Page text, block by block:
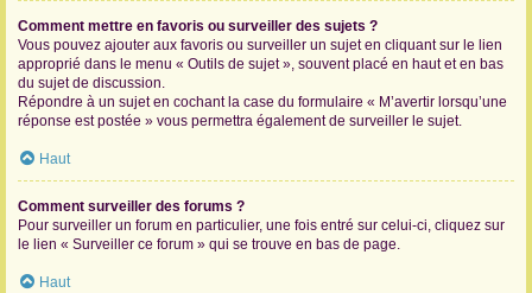
Comment mettre en favoris ou surveiller des sujets ?
Vous pouvez ajouter aux favoris ou surveiller un sujet en cliquant sur le lien
approprié dans le menu « Outils de sujet », souvent placé en haut et en bas
du sujet de discussion.
Répondre à un sujet en cochant la case du formulaire « M’avertir lorsqu’une
réponse est postée » vous permettra également de surveiller le sujet.
Haut
Comment surveiller des forums ?
Pour surveiller un forum en particulier, une fois entré sur celui-ci, cliquez sur
le lien « Surveiller ce forum » qui se trouve en bas de page.
Haut